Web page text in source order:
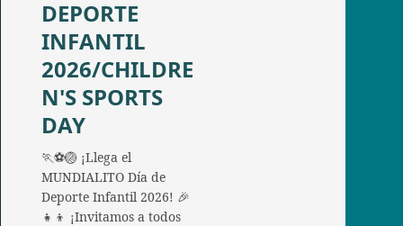
DEPORTE
INFANTIL
2026/CHILDRE
N'S SPORTS
DAY
🏃⚽🏐 ¡Llega el
MUNDIALITO Día de
Deporte Infantil 2026! 🎉
👧👦 ¡Invitamos a todos